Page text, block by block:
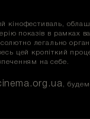
кінофестиваль,
показів в рамках
легально
цей кропіткий
на себе.
,